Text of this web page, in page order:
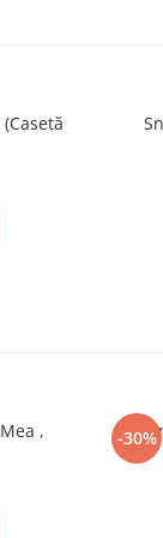
,
-30%